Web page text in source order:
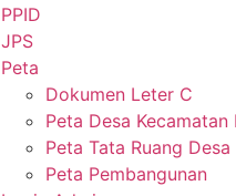
PPID
JPS
Peta
Dokumen Leter C
Peta Desa Kecamatan
Peta Tata Ruang Desa
Peta Pembangunan